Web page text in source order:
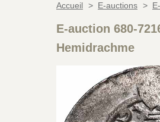
Accueil > E-auctions >
E-auction 680-
Hemidrachme